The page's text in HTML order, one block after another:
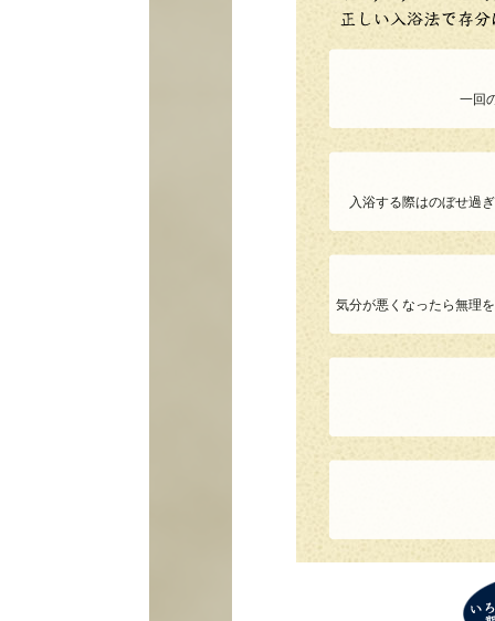
一回
入浴する際はのぼせ過
気分が悪くなったら無理